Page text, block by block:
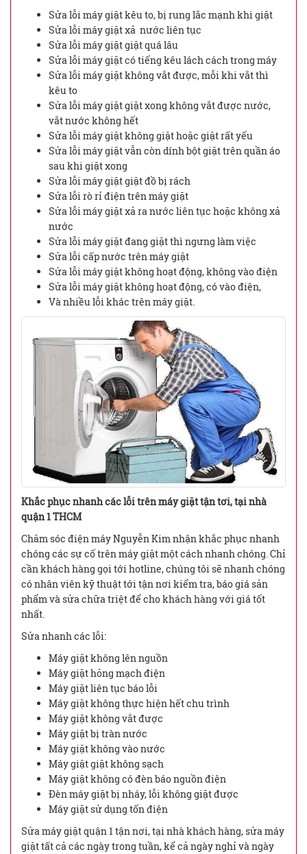
Sửa lỗi máy giặt kêu to, bị rung lắc mạnh khi giặt
Sửa lỗi máy giặt xả nước liên tục
Sửa lỗi máy giặt giặt quá lâu
Sửa lỗi máy giặt có tiếng kêu lách cách trong máy
Sửa lỗi máy giặt không vắt được, mỗi khi vắt thì
kêu to
Sửa lỗi máy giặt giặt xong không vắt được nước,
vắt nước không hết
Sửa lỗi máy giặt không giặt hoặc giặt rất yếu
Sửa lỗi máy giặt vẫn còn dính bột giặt trên quần áo
sau khi giặt xong
Sửa lỗi máy giặt giặt đồ bị rách
Sửa lỗi rò rỉ điện trên máy giặt
Sửa lỗi máy giặt xả ra nước liên tục hoặc không xả
nước
Sửa lỗi máy giặt đang giặt thì ngưng làm việc
Sửa lỗi cấp nước trên máy giặt
Sửa lỗi máy giặt không hoạt động, không vào điện
Sửa lỗi máy giặt không hoạt động, có vào điện,
Và nhiều lỗi khác trên máy giặt.
Khắc phục nhanh các lỗi trên máy giặt tận tơi, tại nhà
quận 1 THCM
Chăm sóc điện máy Nguyễn Kim nhận khắc phục nhanh
chóng các sự cố trên máy giặt một cách nhanh chóng. Chỉ
cần khách hàng gọi tới hotline, chúng tôi sẽ nhanh chóng
có nhân viên kỹ thuật tới tận nơi kiểm tra, báo giá sản
phẩm và sửa chữa triệt để cho khách hàng với giá tốt
nhất.
Sửa nhanh các lỗi:
Máy giặt không lên nguồn
Máy giặt hỏng mạch điện
Máy giặt liên tục báo lỗi
Máy giặt không thực hiện hết chu trình
Máy giặt không vắt được
Máy giặt bị tràn nước
Máy giặt không vào nước
Máy giặt giặt không sạch
Máy giặt không có đèn báo nguồn điện
Đèn máy giặt bị nháy, lỗi không giặt được
Máy giặt sử dụng tốn điện
Sửa máy giặt quận 1 tận nơi, tại nhà khách hàng, sửa máy
giặt tất cả các ngày trong tuần, kể cả ngày nghỉ và ngày